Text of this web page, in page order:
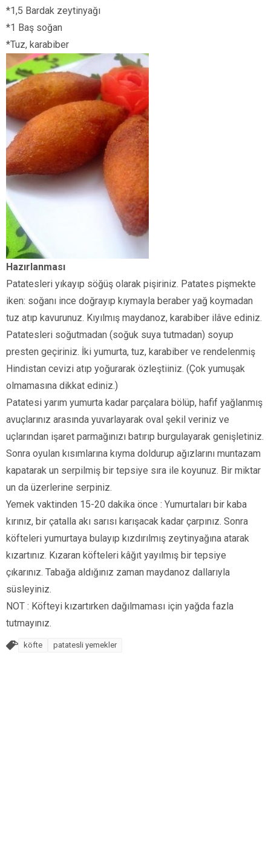
*1,5 Bardak zeytinyağı
*1 Baş soğan
*Tuz, karabiber
Hazırlanması
Patatesleri yıkayıp söğüş olarak pişiriniz. Patates pişmekte
iken: soğanı ince doğrayıp kıymayla beraber yağ koymadan
tuz atıp kavurunuz. Kıyılmış maydanoz, karabiber ilâve ediniz.
Patatesleri soğutmadan (soğuk suya tutmadan) soyup
presten geçiriniz. İki yumurta, tuz, karabiber ve rendelenmiş
Hindistan cevizi atıp yoğurarak özleştiiniz. (Çok yumuşak
olmamasına dikkat ediniz.)
Patatesi yarım yumurta kadar parçalara bölüp, hafif yağlanmış
avuçlarınız arasında yuvarlayarak oval şekil veriniz ve
uçlarından işaret parmağınızı batırıp burgulayarak genişletiniz.
Sonra oyulan kısımlarına kıyma doldurup ağızlarını muntazam
kapatarak un serpilmiş bir tepsiye sıra ile koyunuz. Bir miktar
un da üzerlerine serpiniz.
Yemek vaktinden 15-20 dakika önce : Yumurtaları bir kaba
kırınız, bir çatalla akı sarısı karışacak kadar çarpınız. Sonra
köfteleri yumurtaya bulayıp kızdırılmış zeytinyağına atarak
kızartınız. Kızaran köfteleri kâğıt yayılmış bir tepsiye
çıkarınız. Tabağa aldığınız zaman maydanoz dallarıyla
süsleyiniz.
NOT : Köfteyi kızartırken dağılmaması için yağda fazla
tutmayınız.
köfte patatesli yemekler